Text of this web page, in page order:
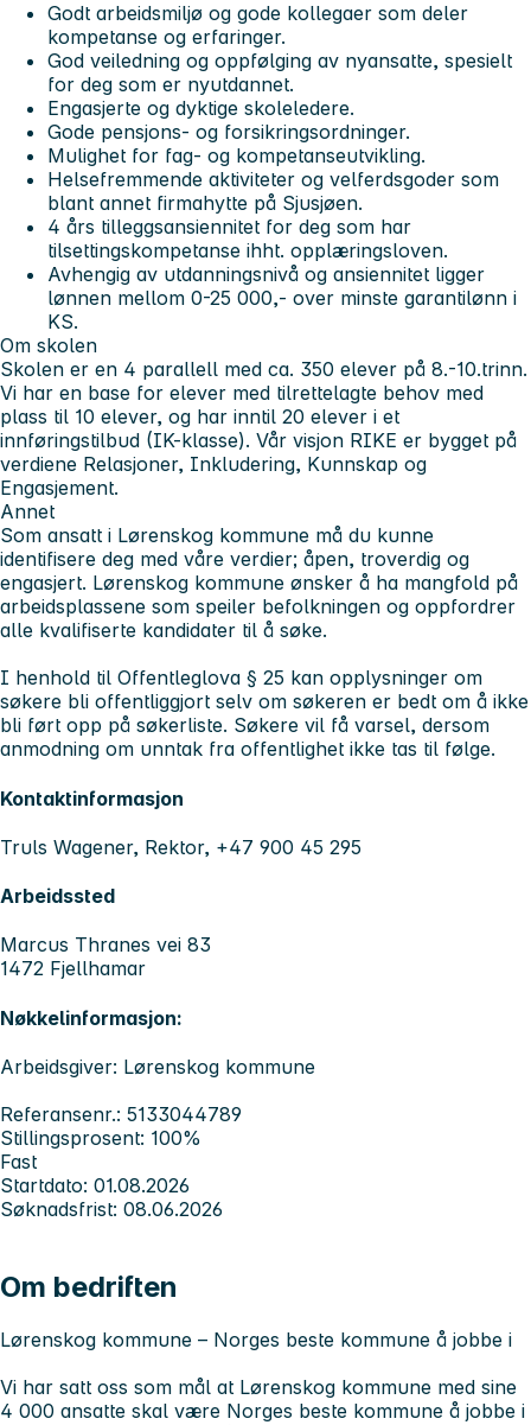
Godt arbeidsmiljø og gode kollegaer som deler
kompetanse og erfaringer.
God veiledning og oppfølging av nyansatte, spesielt
for deg som er nyutdannet.
Engasjerte og dyktige skoleledere.
Gode pensjons- og forsikringsordninger.
Mulighet for fag- og kompetanseutvikling.
Helsefremmende aktiviteter og velferdsgoder som
blant annet firmahytte på Sjusjøen.
4 års tilleggsansiennitet for deg som har
tilsettingskompetanse ihht. opplæringsloven.
Avhengig av utdanningsnivå og ansiennitet ligger
lønnen mellom 0-25 000,- over minste garantilønn i
KS.
Om skolen
Skolen er en 4 parallell med ca. 350 elever på 8.-10.trinn.
Vi har en base for elever med tilrettelagte behov med
plass til 10 elever, og har inntil 20 elever i et
innføringstilbud (IK-klasse). Vår visjon RIKE er bygget på
verdiene Relasjoner, Inkludering, Kunnskap og
Engasjement.
Annet
Som ansatt i Lørenskog kommune må du kunne
identifisere deg med våre verdier; åpen, troverdig og
engasjert. Lørenskog kommune ønsker å ha mangfold på
arbeidsplassene som speiler befolkningen og oppfordrer
alle kvalifiserte kandidater til å søke.
I henhold til Offentleglova § 25 kan opplysninger om
søkere bli offentliggjort selv om søkeren er bedt om å ikke
bli ført opp på søkerliste. Søkere vil få varsel, dersom
anmodning om unntak fra offentlighet ikke tas til følge.
Kontaktinformasjon
Truls Wagener, Rektor, +47 900 45 295
Arbeidssted
Marcus Thranes vei 83
1472 Fjellhamar
Nøkkelinformasjon:
Arbeidsgiver: Lørenskog kommune
Referansenr.: 5133044789
Stillingsprosent: 100%
Fast
Startdato: 01.08.2026
Søknadsfrist: 08.06.2026
Om bedriften
Lørenskog kommune – Norges beste kommune å jobbe i
Vi har satt oss som mål at Lørenskog kommune med sine
4 000 ansatte skal være Norges beste kommune å jobbe i